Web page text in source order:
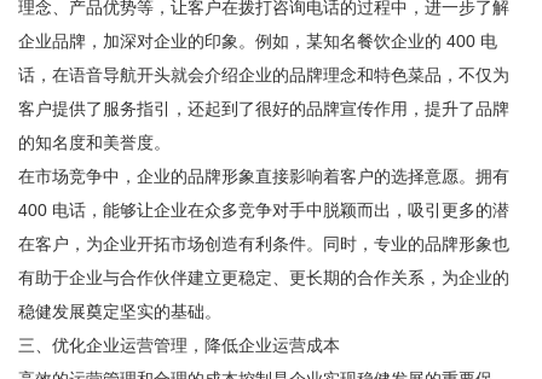
理念、产品优势等，让客户在拨打咨询电话的过程中，进一步了解
企业品牌，加深对企业的印象。例如，某知名餐饮企业的 400 电
话，在语音导航开头就会介绍企业的品牌理念和特色菜品，不仅为
客户提供了服务指引，还起到了很好的品牌宣传作用，提升了品牌
的知名度和美誉度。
在市场竞争中，企业的品牌形象直接影响着客户的选择意愿。拥有
400 电话，能够让企业在众多竞争对手中脱颖而出，吸引更多的潜
在客户，为企业开拓市场创造有利条件。同时，专业的品牌形象也
有助于企业与合作伙伴建立更稳定、更长期的合作关系，为企业的
稳健发展奠定坚实的基础。
三、优化企业运营管理，降低企业运营成本